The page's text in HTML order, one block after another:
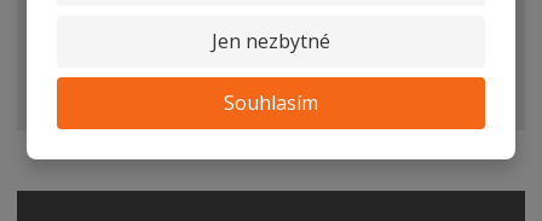
Jen nezbytné
Souhlasím
Souhlasím sezpracováním osobních údajů.